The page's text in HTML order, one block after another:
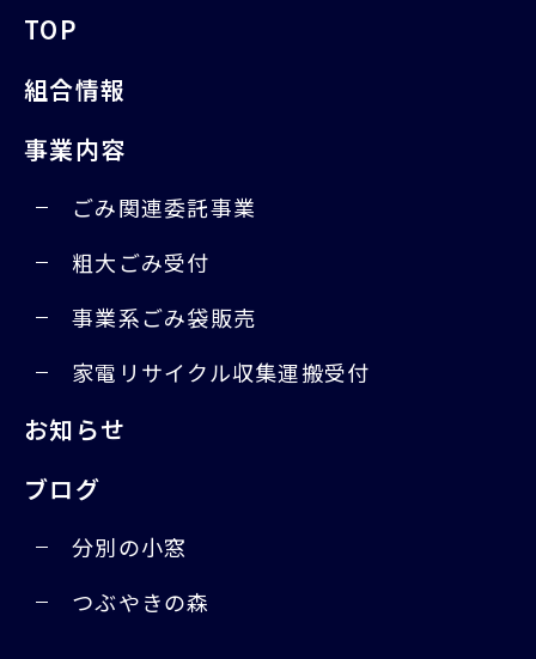
TOP
組合情報
事業内容
ごみ関連委託事業
粗大ごみ受付
事業系ごみ袋販売
家電リサイクル収集運搬受付
お知らせ
ブログ
分別の小窓
つぶやきの森